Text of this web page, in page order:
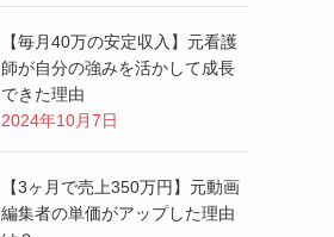
【毎月40万の安定収入】元看護
師が自分の強みを活かして成長
できた理由
2024年10月7日
【3ヶ月で売上350万円】元動画
編集者の単価がアップした理由